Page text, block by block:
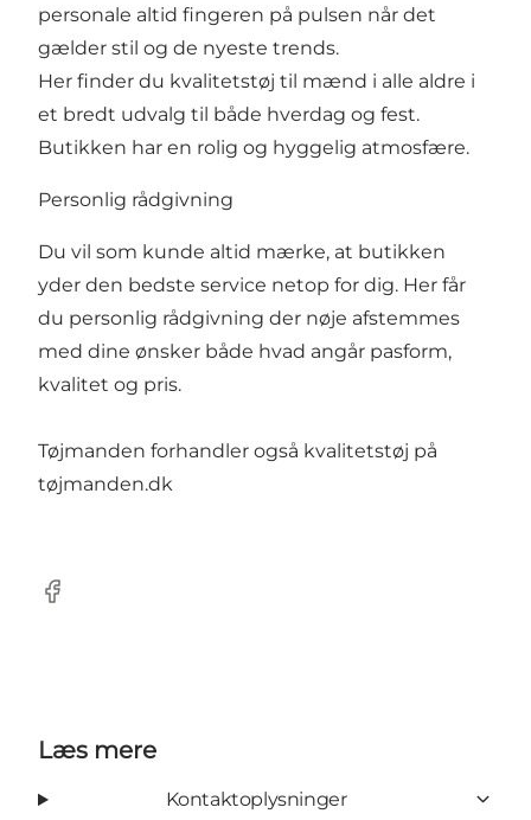
personale altid fingeren på pulsen når det
gælder stil og de nyeste trends.
Her finder du kvalitetstøj til mænd i alle aldre i
et bredt udvalg til både hverdag og fest.
Butikken har en rolig og hyggelig atmosfære.
Personlig rådgivning
Du vil som kunde altid mærke, at butikken
yder den bedste service netop for dig. Her får
du personlig rådgivning der nøje afstemmes
med dine ønsker både hvad angår pasform,
kvalitet og pris.
Tøjmanden forhandler også kvalitetstøj på
tøjmanden.dk
Facebook
Læs mere
Kontaktoplysninger